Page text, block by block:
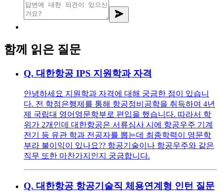
함께 읽은 질문
Q. 대한항공 IPS 지원학과 자격
안녕하세요 지원학과 자격에 대해 궁금한 점이 있습니
다. 전 학점은행제를 통해 항공정비공학을 취득하여 4년
제 국립대 영어영문학부로 편입을 했습니다. 따라서 학
위가 2개인데 대한항공은 서류심사 시에 항공우주 기계
전기 등 유관 학과 전공자를 뽑는데 최종학력이 영문학
부라 불이익이 있나요?? 항공기술이나 항공우주와 같은
직무 또한 마찬가지인지 궁금합니다.
Q. 대한항공 항공기술직 체용연계형 인턴 질문